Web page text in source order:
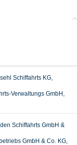
Schiffahrts KG,
Verwaltungs GmbH,
Schiffahrts GmbH &
GmbH & Co. KG,